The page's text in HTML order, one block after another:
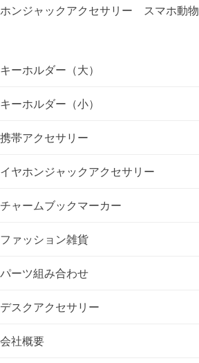
ビ
ョ
ン
ホンジャックアクセサリー スマホ動物
キーホルダー（大）
キーホルダー（小）
携帯アクセサリー
イヤホンジャックアクセサリー
チャームブックマーカー
ファッション雑貨
パーツ組み合わせ
デスクアクセサリー
会社概要